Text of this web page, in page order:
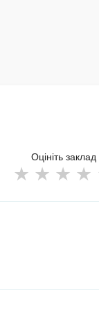
Оцініть заклад